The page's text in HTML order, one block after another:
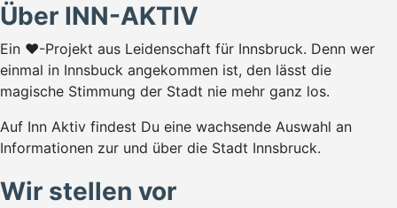
Über INN-AKTIV
Ein ♥-Projekt aus Leidenschaft für Innsbruck. Denn wer
einmal in Innsbuck angekommen ist, den lässt die
magische Stimmung der Stadt nie mehr ganz los.
Auf Inn Aktiv findest Du eine wachsende Auswahl an
Informationen zur und über die Stadt Innsbruck.
Wir stellen vor